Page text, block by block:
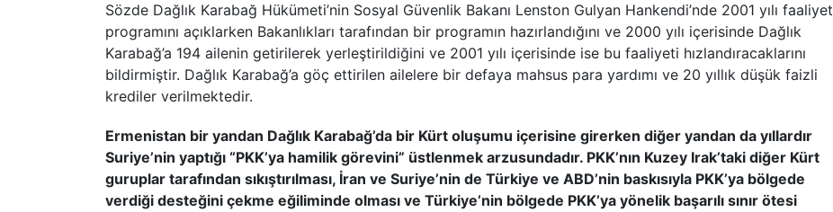
Sözde Dağlık Karabağ Hükümeti’nin Sosyal Güvenlik Bakanı Lenston Gulyan Hankendi’nde 2001 yılı faaliyet
programını açıklarken Bakanlıkları tarafından bir programın hazırlandığını ve 2000 yılı içerisinde Dağlık
Karabağ’a 194 ailenin getirilerek yerleştirildiğini ve 2001 yılı içerisinde ise bu faaliyeti hızlandıracaklarını
bildirmiştir. Dağlık Karabağ’a göç ettirilen ailelere bir defaya mahsus para yardımı ve 20 yıllık düşük faizli
krediler verilmektedir.
Ermenistan bir yandan Dağlık Karabağ’da bir Kürt oluşumu içerisine girerken diğer yandan da yıllardır
Suriye’nin yaptığı “PKK’ya hamilik görevini” üstlenmek arzusundadır. PKK’nın Kuzey Irak’taki diğer Kürt
guruplar tarafından sıkıştırılması, İran ve Suriye’nin de Türkiye ve ABD’nin baskısıyla PKK’ya bölgede
verdiği desteğini çekme eğiliminde olması ve Türkiye’nin bölgede PKK’ya yönelik başarılı sınır ötesi